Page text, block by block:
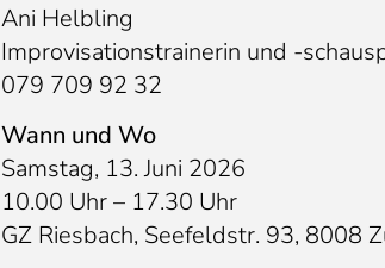
Ani Helbling
Improvisationstrainerin und -
079 709 92 32
Wann und Wo
Samstag, 13. Juni 2026
10.00 Uhr – 17.30 Uhr
GZ Riesbach, Seefeldstr. 93, 8008